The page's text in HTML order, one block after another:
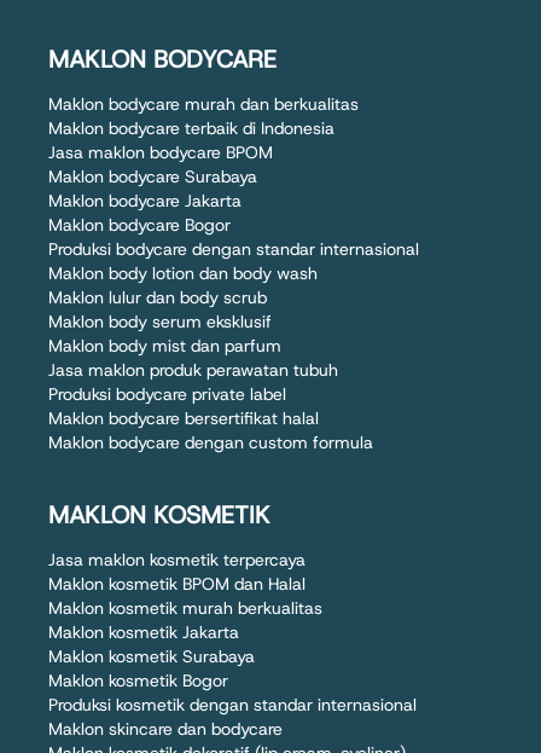
MAKLON BODYCARE
Maklon bodycare murah dan berkualitas
Maklon bodycare terbaik di Indonesia
Jasa maklon bodycare BPOM
Maklon bodycare Surabaya
Maklon bodycare Jakarta
Maklon bodycare Bogor
Produksi bodycare dengan standar internasional
Maklon body lotion dan body wash
Maklon lulur dan body scrub
Maklon body serum eksklusif
Maklon body mist dan parfum
Jasa maklon produk perawatan tubuh
Produksi bodycare private label
Maklon bodycare bersertifikat halal
Maklon bodycare dengan custom formula
MAKLON KOSMETIK
Jasa maklon kosmetik terpercaya
Maklon kosmetik BPOM dan Halal
Maklon kosmetik murah berkualitas
Maklon kosmetik Jakarta
Maklon kosmetik Surabaya
Maklon kosmetik Bogor
Produksi kosmetik dengan standar internasional
Maklon skincare dan bodycare